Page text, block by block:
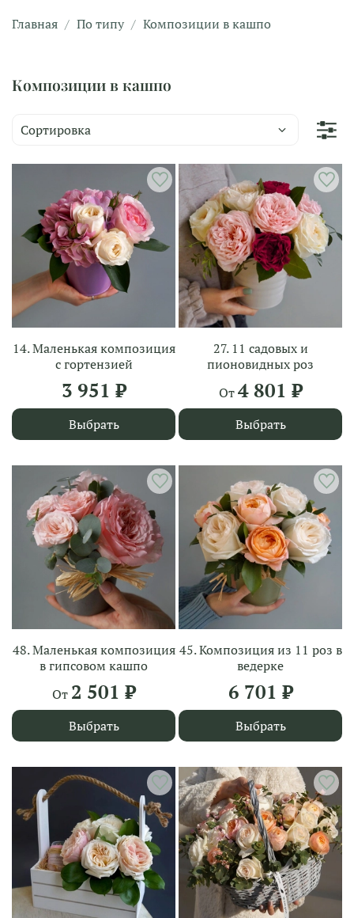
Главная По типу Композиции в кашпо
Композиции в кашпо
14. Маленькая композиция
с гортензией
3 951 ₽
Выбрать
27. 11 садовых и
пионовидных роз
От 4 801 ₽
Выбрать
48. Маленькая композиция
в гипсовом кашпо
От 2 501 ₽
Выбрать
45. Композиция из 11 роз в
ведерке
6 701 ₽
Выбрать